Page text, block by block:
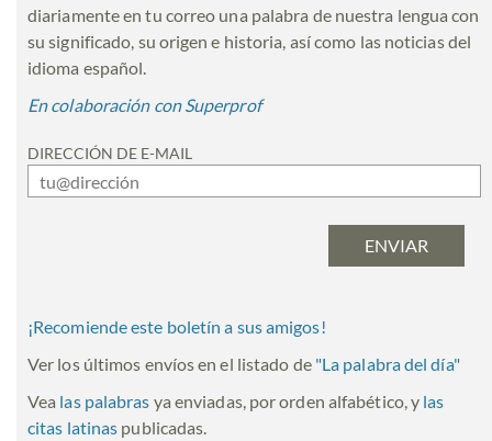
diariamente en tu correo una palabra de nuestra lengua con
su significado, su origen e historia, así como las noticias del
idioma español.
En colaboración con Superprof
DIRECCIÓN DE E-MAIL
¡Recomiende este boletín a sus amigos!
Ver los últimos envíos en el listado de "La palabra del día"
Vea las palabras ya enviadas, por orden alfabético, y las
citas latinas publicadas.